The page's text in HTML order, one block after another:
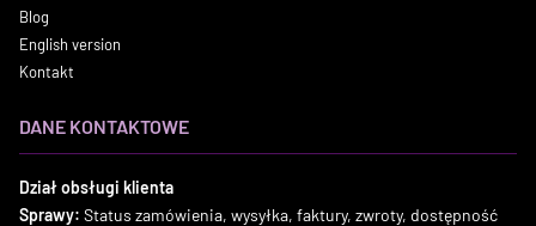
Blog
English version
Kontakt
DANE KONTAKTOWE
Dział obsługi klienta
Sprawy: Status zamówienia, wysyłka, faktury, zwroty, dostępność